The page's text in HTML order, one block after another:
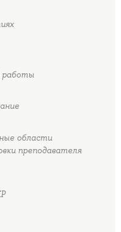
работы
области
преподавателя